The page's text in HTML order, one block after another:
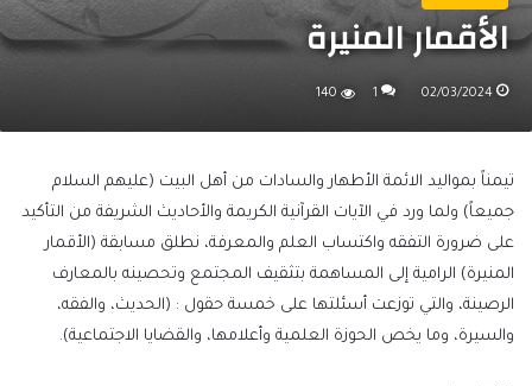
الأقمار المنيرة
02/03/2024
1
140
تيمناً بمواليد الائمة الأطهار والسادات من أهل البيت (عليهم السلام
جميعاً) ولما ورد في الآيات القرآنية الكريمة والأحاديث الشريفة من التأكيد
على ضرورة التفقه واكتساب العلم والمعرفة، نطلق مسابقة (الأقمار
المنيرة) الرامية إلى المساهمة بتثقيف المجتمع وتحصينه بالمعارف
الرصينة، والتي توزعت أسئلتها على خمسة حقول : (الحديث، والفقه،
والسيرة، وما يخص الحوزة العلمية وأعلامها، والقضايا الاجتماعية).